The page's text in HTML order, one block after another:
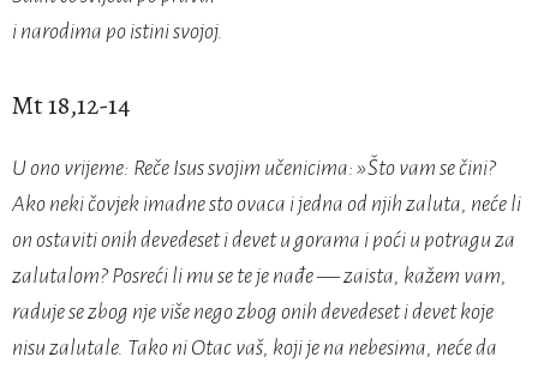
i narodima po istini svojoj.
Mt 18,12-14
U ono vrijeme: Reče Isus svojim učenicima: »Što vam se čini?
Ako neki čovjek imadne sto ovaca i jedna od njih zaluta, neće li
on ostaviti onih devedeset i devet u gorama i poći u potragu za
zalutalom? Posreći li mu se te je nađe — zaista, kažem vam,
raduje se zbog nje više nego zbog onih devedeset i devet koje
nisu zalutale. Tako ni Otac vaš, koji je na nebesima, neće da